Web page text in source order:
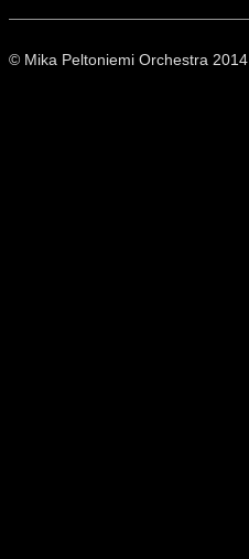
© Mika Peltoniemi Orchestra 2014